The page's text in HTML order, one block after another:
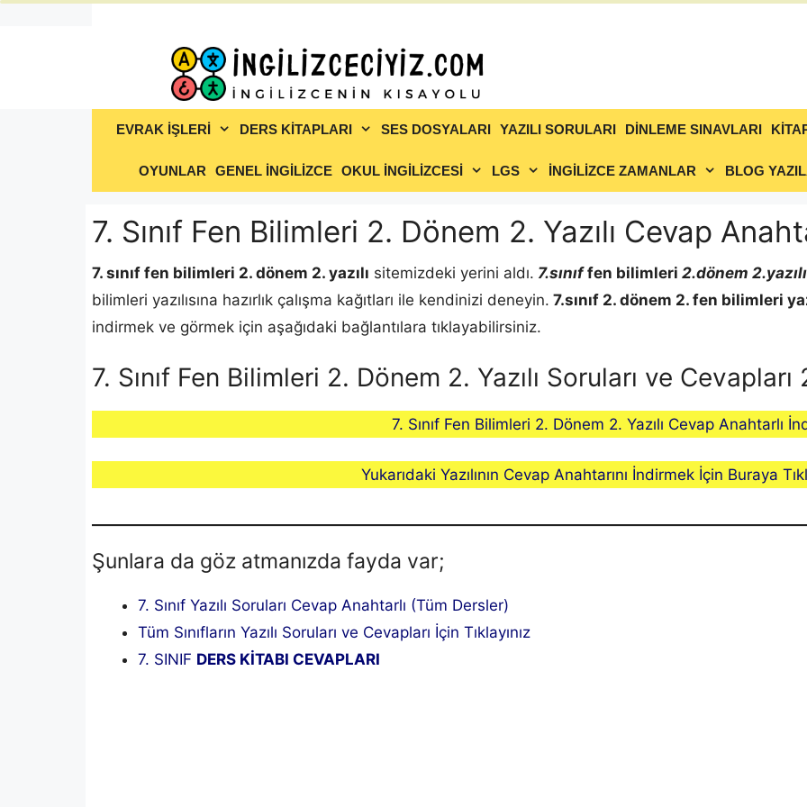
EVRAK İŞLERİ DERS KİTAPLARI SES DOSYALARI YAZILI SORULARI DİNLEME SINAVLARI
OYUNLAR GENEL İNGİLİZCE OKUL İNGİLİZCESİ LGS İNGİLİZCE ZAMANLAR BLOG
7. Sınıf Fen Bilimleri 2. Dönem 2. Yazılı Cevap
7. sınıf fen bilimleri 2. dönem 2. yazılı sitemizdeki yerini aldı. 7.sınıffen bilimleri 2.dönem
bilimleri yazılısına hazırlık çalışma kağıtları ile kendinizi deneyin. 7.sınıf 2. dönem 2. fen bilimleri
indirmek ve görmek için aşağıdaki bağlantılara tıklayabilirsiniz.
7. Sınıf Fen Bilimleri 2. Dönem 2. Yazılı Soruları ve
7. Sınıf Fen Bilimleri 2. Dönem 2. Yazılı Cevap Anahtarlı
Yukarıdaki Yazılının Cevap Anahtarını İndirmek İçin Buraya
Şunlara da göz atmanızda fayda var;
7. Sınıf Yazılı Soruları Cevap Anahtarlı (Tüm Dersler)
Tüm Sınıfların Yazılı Soruları ve Cevapları İçin Tıklayınız
7. SINIF DERS KİTABI CEVAPLARI